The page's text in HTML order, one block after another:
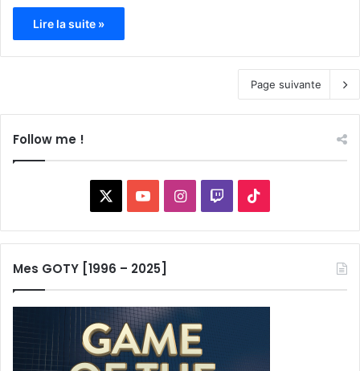
Lire la suite »
Page suivante
Follow me !
YouTubeInstagram
Twitch
Mes GOTY [1996 – 2025]